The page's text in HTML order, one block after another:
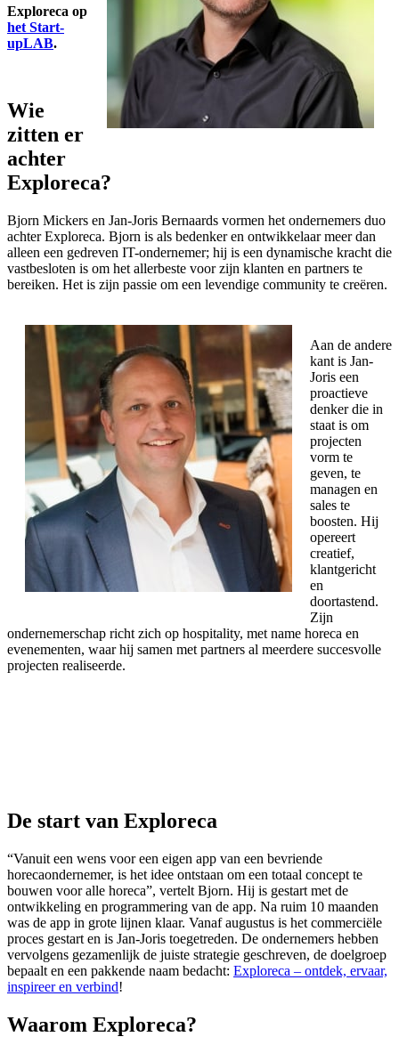
Exploreca op
het Start-
upLAB.
Wie
zitten er
achter
Exploreca?
Bjorn Mickers en Jan-Joris Bernaards vormen het ondernemers duo
achter Exploreca. Bjorn is als bedenker en ontwikkelaar meer dan
alleen een gedreven IT-ondernemer; hij is een dynamische kracht die
vastbesloten is om het allerbeste voor zijn klanten en partners te
bereiken. Het is zijn passie om een levendige community te creëren.
Aan de andere
kant is Jan-
Joris een
proactieve
denker die in
staat is om
projecten
vorm te
geven, te
managen en
sales te
boosten. Hij
opereert
creatief,
klantgericht
en
doortastend.
Zijn
ondernemerschap richt zich op hospitality, met name horeca en
evenementen, waar hij samen met partners al meerdere succesvolle
projecten realiseerde.
De start van Exploreca
“Vanuit een wens voor een eigen app van een bevriende
horecaondernemer, is het idee ontstaan om een totaal concept te
bouwen voor alle horeca”, vertelt Bjorn. Hij is gestart met de
ontwikkeling en programmering van de app. Na ruim 10 maanden
was de app in grote lijnen klaar. Vanaf augustus is het commerciële
proces gestart en is Jan-Joris toegetreden. De ondernemers hebben
vervolgens gezamenlijk de juiste strategie geschreven, de doelgroep
bepaalt en een pakkende naam bedacht: Exploreca – ontdek, ervaar,
inspireer en verbind!
Waarom Exploreca?